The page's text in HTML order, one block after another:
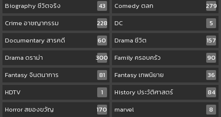
Biography ชีวิตจริง
43 Comedy ตลก
279
Crime อาชญากรรม
228 DC
5
Documentary สารคดี
60 Drama ชีวิต
157
Drama ดราม่า
300 Family ครอบครัว
90
Fantasy จินตนาการ
81 Fantasy เทพนิยาย
36
HDTV
1 History ประวัติศาสตร์
84
Horror สยองขวัญ
170 marvel
8